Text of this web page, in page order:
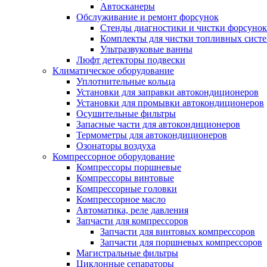
Автосканеры
Обслуживание и ремонт форсунок
Стенды диагностики и чистки форсунок
Комплекты для чистки топливных
Ультразвуковые ванны
Люфт детекторы подвески
Климатическое оборудование
Уплотнительные кольца
Установки для заправки автокондиционеров
Установки для промывки автокондиционеров
Осушительные фильтры
Запасные части для автокондиционеров
Термометры для автокондиционеров
Озонаторы воздуха
Компрессорное оборудование
Компрессоры поршневые
Компрессоры винтовые
Компрессорные головки
Компрессорное масло
Автоматика, реле давления
Запчасти для компрессоров
Запчасти для винтовых компрессоров
Запчасти для поршневых компрессоров
Магистральные фильтры
Циклонные сепараторы